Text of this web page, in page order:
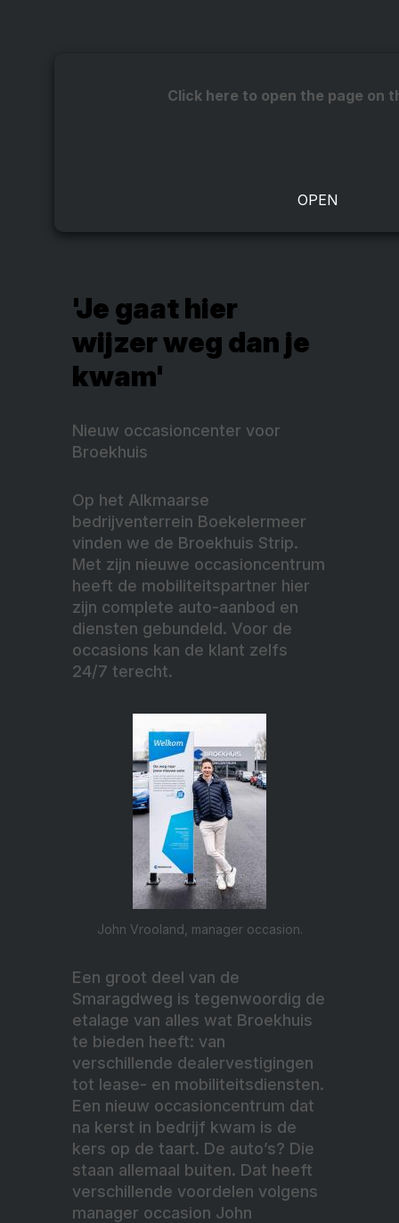
Click here to open the page on
'Je gaat hier
wijzer weg dan je
kwam'
Nieuw occasioncenter voor
Broekhuis
Op het Alkmaarse
bedrijventerrein Boekelermeer
vinden we de Broekhuis Strip.
Met zijn nieuwe occasioncentrum
heeft de mobiliteitspartner hier
zijn complete auto-aanbod en
diensten gebundeld. Voor de
occasions kan de klant zelfs
24/7 terecht.
John Vrooland, manager occasion.
Een groot deel van de
Smaragdweg is tegenwoordig de
etalage van alles wat Broekhuis
te bieden heeft: van
verschillende dealervestigingen
tot lease- en mobiliteitsdiensten.
Een nieuw occasioncentrum dat
na kerst in bedrijf kwam is de
kers op de taart. De auto’s? Die
staan allemaal buiten. Dat heeft
verschillende voordelen volgens
manager occasion John